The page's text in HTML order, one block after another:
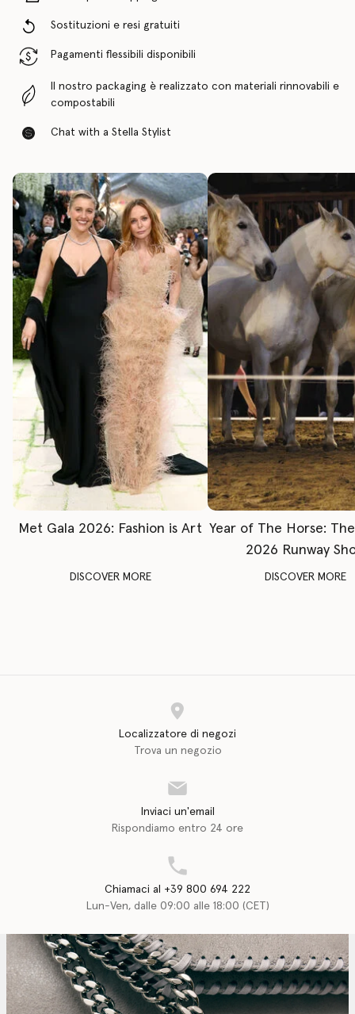
Sostituzioni e resi gratuiti
Pagamenti flessibili disponibili
Il nostro packaging è realizzato con materiali rinnovabili e
compostabili
Chat with a Stella Stylist
Met Gala 2026: Fashion is Art
DISCOVER MORE
Year of The Horse:
2026 Runway
DISCOVER MORE
Localizzatore di negozi
Trova un negozio
Inviaci un'email
Rispondiamo entro 24 ore
Chiamaci al +39 800 694 222
Lun-Ven, dalle 09:00 alle 18:00 (CET)